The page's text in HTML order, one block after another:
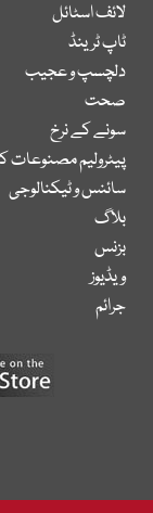
لائف اسٹائل
ٹاپ ٹرینڈ
دلچسپ و عجیب
صحت
سونے کے نرخ
پیٹرولیم مصنوعات
سائنس و ٹیکنالوجی
بلاگ
بزنس
ویڈیوز
جرائم